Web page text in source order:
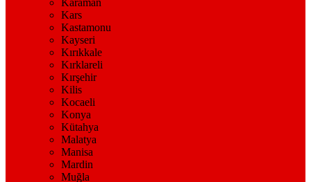
Karaman
Kars
Kastamonu
Kayseri
Kırıkkale
Kırklareli
Kırşehir
Kilis
Kocaeli
Konya
Kütahya
Malatya
Manisa
Mardin
Muğla